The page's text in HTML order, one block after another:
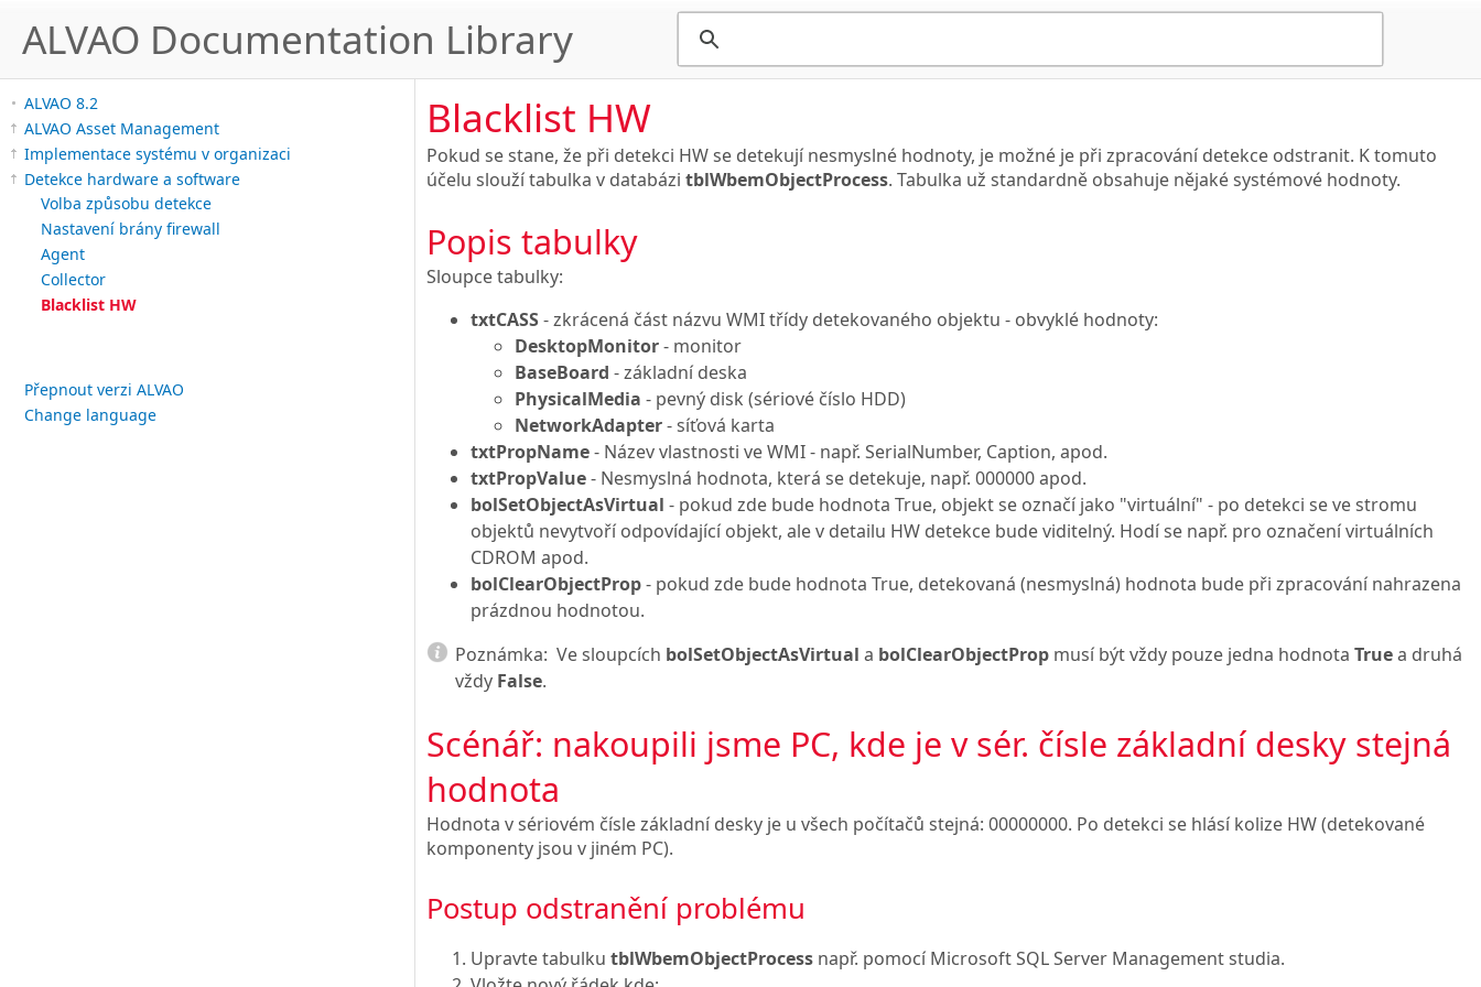
ALVAO Documentation Library
ALVAO 8.2
ALVAO Asset Management
Implementace systému v organizaci
Detekce hardware a software
Volba způsobu detekce
Nastavení brány firewall
Agent
Collector
Blacklist HW
Přepnout verzi ALVAO
Change language
Blacklist HW
Pokud se stane, že při detekci HW se detekují nesmyslné hodnoty, je možné je při zpracování detekce odstranit. K tomuto
účelu slouží tabulka v databázi tblWbemObjectProcess. Tabulka už standardně obsahuje nějaké systémové hodnoty.
Popis tabulky
Sloupce tabulky:
txtCASS- zkrácená část názvu WMI třídy detekovaného objektu - obvyklé hodnoty:
DesktopMonitor- monitor
BaseBoard - základní deska
PhysicalMedia - pevný disk (sériové číslo HDD)
NetworkAdapter- síťová karta
txtPropName- Název vlastnosti ve WMI - např. SerialNumber, Caption, apod.
txtPropValue- Nesmyslná hodnota, která se detekuje, např. 000000 apod.
bolSetObjectAsVirtual - pokud zde bude hodnota True, objekt se označí jako "virtuální" - po detekci se ve stromu
objektů nevytvoří odpovídající objekt, ale v detailu HW detekce bude viditelný. Hodí se např. pro označení virtuálních
CDROM apod.
bolClearObjectProp- pokud zde bude hodnota True, detekovaná (nesmyslná) hodnota bude při zpracování nahrazena
prázdnou hodnotou.
Poznámka: Ve sloupcích bolSetObjectAsVirtual a bolClearObjectProp musí být vždy pouze jedna hodnota Truea druhá
vždy False.
Scénář: nakoupili jsme PC, kde je v sér. čísle základní desky stejná
hodnota
Hodnota v sériovém čísle základní desky je u všech počítačů stejná: 00000000. Po detekci se hlásí kolize HW (detekované
komponenty jsou v jiném PC).
Postup odstranění problému
Upravte tabulku tblWbemObjectProcess např. pomocí Microsoft SQL Server Management studia.